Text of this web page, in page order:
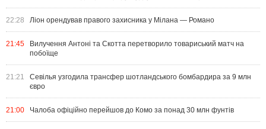
22:28 Ліон орендував правого захисника у Мілана — Романо
21:45
Вилучення Антоні та Скотта перетворило товариський матч на
побоїще
21:21
Севілья узгодила трансфер шотландського бомбардира за 9 млн
євро
21:00 Чалоба офіційно перейшов до Комо за понад 30 млн фунтів